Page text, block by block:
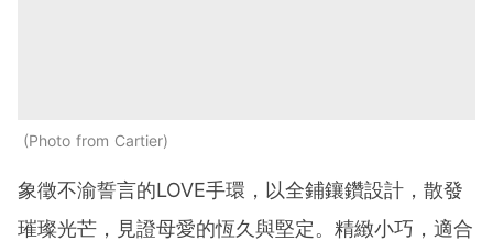
Photo from Cartier
象徵不渝誓言的LOVE手環，以全鋪鑲鑽設計，散發
璀璨光芒，見證母愛的恆久與堅定。精緻小巧，適合